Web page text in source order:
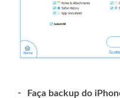
- Faça backup do